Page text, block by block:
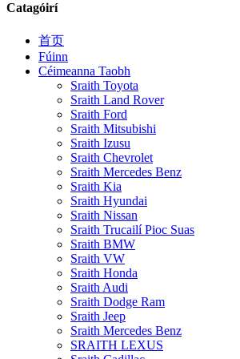
Catagóirí
首页
Fúinn
Céimeanna Taobh
Sraith Toyota
Sraith Land Rover
Sraith Ford
Sraith Mitsubishi
Sraith Izusu
Sraith Chevrolet
Sraith Mercedes Benz
Sraith Kia
Sraith Hyundai
Sraith Nissan
Sraith Trucailí Pioc Suas
Sraith BMW
Sraith VW
Sraith Honda
Sraith Audi
Sraith Dodge Ram
Sraith Jeep
Sraith Mercedes Benz
SRAITH LEXUS